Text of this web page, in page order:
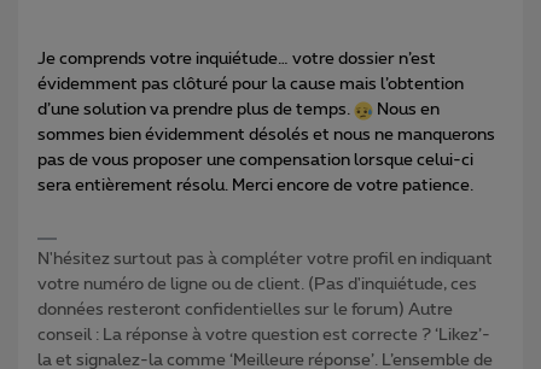
Je comprends votre inquiétude… votre dossier n’est
évidemment pas clôturé pour la cause mais l’obtention
d’une solution va prendre plus de temps.
Nous en
sommes bien évidemment désolés et nous ne manquerons
pas de vous proposer une compensation lorsque celui-ci
sera entièrement résolu. Merci encore de votre patience.
N'hésitez surtout pas à compléter votre profil en indiquant
votre numéro de ligne ou de client. (Pas d'inquiétude, ces
données resteront confidentielles sur le forum) Autre
conseil : La réponse à votre question est correcte ? ‘Likez’-
la et signalez-la comme ‘Meilleure réponse’. L’ensemble de